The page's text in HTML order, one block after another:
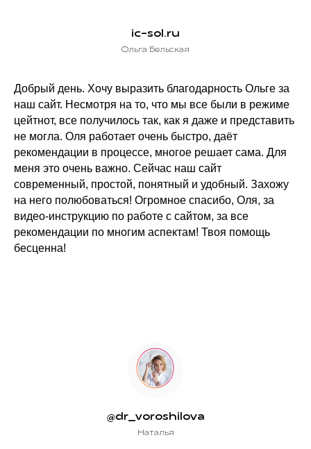
ic-sol.ru
Ольга Бельская
Добрый день. Хочу выразить благодарность Ольге за
наш сайт. Несмотря на то, что мы все были в режиме
цейтнот, все получилось так, как я даже и представить
не могла. Оля работает очень быстро, даёт
рекомендации в процессе, многое решает сама. Для
меня это очень важно. Сейчас наш сайт
современный, простой, понятный и удобный. Захожу
на него полюбоваться! Огромное спасибо, Оля, за
видео-инструкцию по работе с сайтом, за все
рекомендации по многим аспектам! Твоя помощь
бесценна!
@dr_voroshilova
Наталья